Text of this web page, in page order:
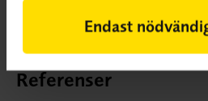
Endast
enskilda författarnas slutsatser.
Referenser